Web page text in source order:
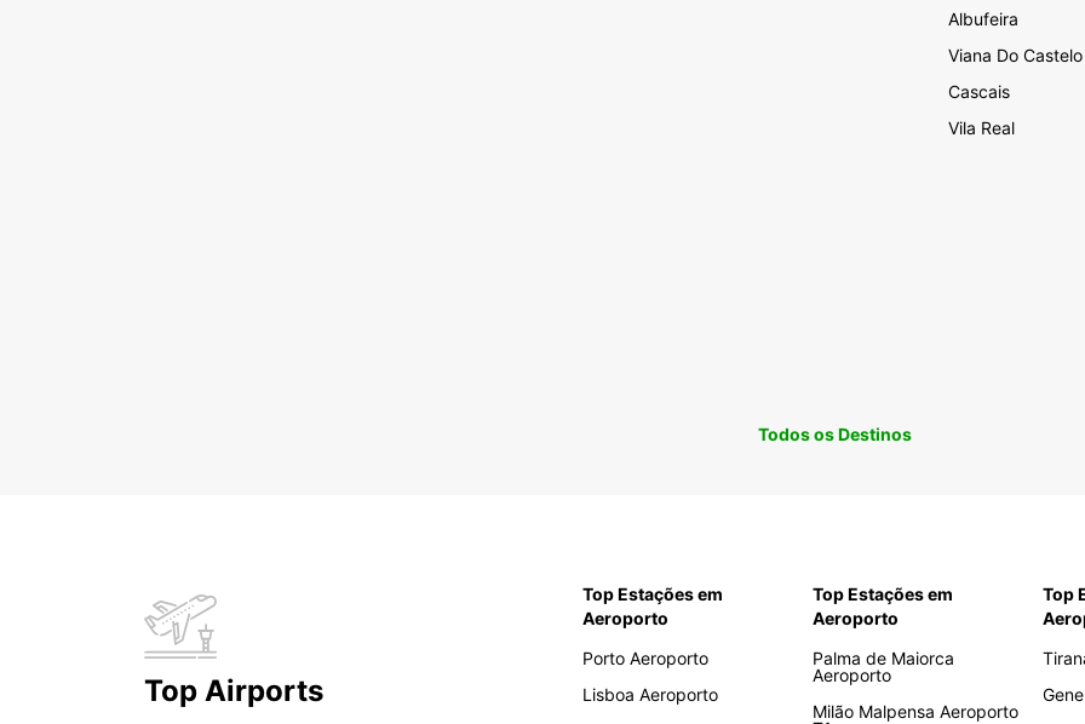
Albufeira
Viana Do Castelo
Cascais
Vila Real
Todos os Destinos
Top Airports
Top Estações em
Aeroporto
Porto Aeroporto
Lisboa Aeroporto
Top Estações em
Aeroporto
Palma de Maiorca
Aeroporto
Milão Malpensa Aeroporto
Top